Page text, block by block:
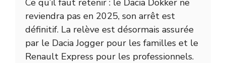
Ce qu’il faut retenir : le Dacia Dokker ne
reviendra pas en 2025, son arrêt est
définitif. La relève est désormais assurée
par le Dacia Jogger pour les familles et le
Renault Express pour les professionnels.